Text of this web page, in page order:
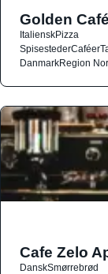
Golden Café
ItalienskPizza
SpisestederCaféer
DanmarkRegion
Cafe Zelo
DanskSmørrebrød